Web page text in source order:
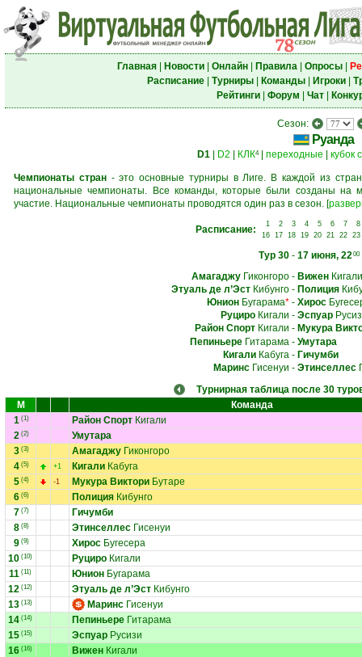
Главная| Новости| Онлайн| Правила| Опросы|
Расписание| Турниры| Команды| Игроки|
Рейтинги| Форум Чат|
Сезон:
Руанда
D1 D2 КЛК4| переходные кубок
Чемпионаты стран- это основные турниры в Лиге. В каждой из
национальные чемпионаты. Все команды, которые были созданы на
участие. Национальные чемпионаты проводятся один раз в сезон. [
Расписание: 1 2 3 4 5 6 7
8
16
17 18 19 20 21 22 23
Тур 30- 17 июня, 2200
АмагаджуГиконгоро- ВиженКигали
Этуаль де л’ЭстКибунго- Полиция
ЮнионБугарама*- Хирос
РуцироКигали - Эспуар
Район СпортКигали - Мукура
ПепиньереГитарама- Умутара
КигалиКабуга- Гичумби
МаринсГисенуи - Этинселлес
Турнирная таблица после 30
М
Команда
1 (1) Район Спорт Кигали
2 (2)
Умутара
3 (3) Амагаджу Гиконгоро
4 (5) +1 Кигали Кабуга
5 (4) -1 Мукура Виктори Бутаре
6 (6) Полиция Кибунго
7 (7)
Гичумби
8 (8) Этинселлес Гисенуи
9 (9) Хирос Бугесера
10 (10) Руциро Кигали
11 (11) Юнион Бугарама
12 (12) Этуаль де л’Эст Кибунго
13 (13) Маринс Гисенуи
14 (14) Пепиньере Гитарама
15 (15) Эспуар Русизи
16 (16) Вижен Кигали